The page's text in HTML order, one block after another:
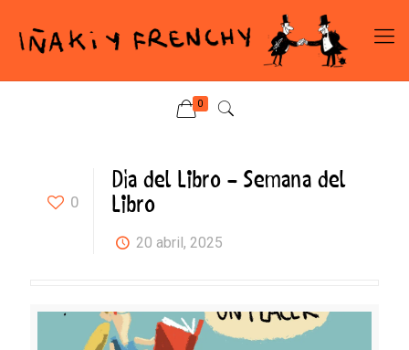
0
0
Día del Libro – Semana del
Libro
20 abril, 2025